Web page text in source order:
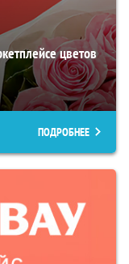
цветов
ПОДРОБНЕЕ